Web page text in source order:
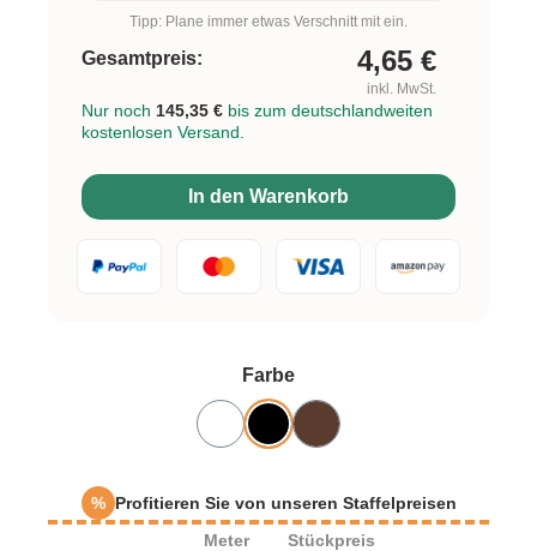
Farbeauswählen
% Profitieren Sie von unseren Staffelpreisen
Meter
Stückpreis
Tipp: Plane immer etwas Verschnitt mit ein.
Gesamtpreis: 4,65 €
inkl. MwSt.
Nur noch 145,35 € bis zum deutschlandweiten
kostenlosen Versand.
In den Warenkorb